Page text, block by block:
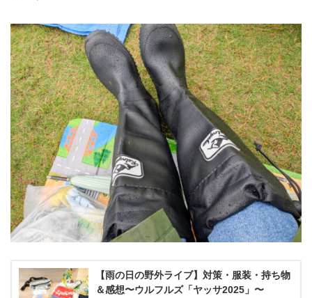
【雨の日の野外ライブ】対策・服装・持ち物
＆感想〜ウルフルズ「ヤッサ2025」〜